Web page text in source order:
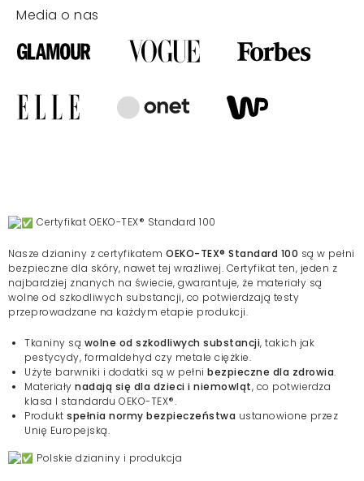
Media o nas
Certyfikat OEKO-TEX® Standard 100
Nasze dzianiny z certyfikatem OEKO-TEX® Standard 100 są w pełni
bezpieczne dla skóry, nawet tej wrażliwej. Certyfikat ten, jeden z
najbardziej znanych na świecie, gwarantuje, że materiały są
wolne od szkodliwych substancji, co potwierdzają testy
przeprowadzane na każdym etapie produkcji.
Tkaniny są wolne od szkodliwych substancji, takich jak
pestycydy, formaldehyd czy metale ciężkie.
Użyte barwniki i dodatki są w pełni bezpieczne dla zdrowia.
Materiały nadają się dla dzieci i niemowląt, co potwierdza
klasa I standardu OEKO-TEX®.
Produkt spełnia normy bezpieczeństwa ustanowione przez
Unię Europejską.
Polskie dzianiny i produkcja